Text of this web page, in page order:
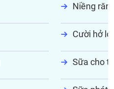
Niềng
Cười hở lợi
Sữa cho